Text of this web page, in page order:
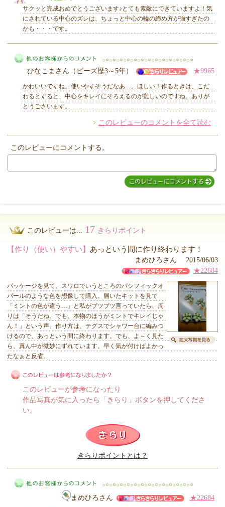
MIYUKI先生からのコメント
サクッと完成おめでとうございます♪とても素敵にできていますよ！気
にされている中心のズレは、ちょっと中心の輪の締め方が強すぎたの
かも・・・です。
他のお客様からのコメント
ひなこまさん（ビーズ歴3～5年） ★9965
かわいいですね。使いやすそうだなあ…。ほしい！作るときは、こだ
わるとすると、中心をキレイにそろえるのが難しいのですね。ありが
とうございます。
このレビューのコメントを全て読む
このレビューにコメントする。
このレビューは... 17 きらりポイント
【作り（使い）やすい】 あっという間に作り終わります！
まめひろさん 2015/06/03
★22684
パッケージを見て、スワロでいうところのパシフィックオ
パールのような色を想像して購入。届いたキットを見て
「ミントの色が違う…」と私がブツブツ言っていたら、周
りは「そうだね。でも、本物のほうがミントでキレイじゃ
ん！」という声。作り方は、テグスでシャワー台に編みつ
けるので、あっという間に終わります。でも、よ～く見た
ら、真ん中が微妙にずれています。早く気が付けばよかっ
たなぁと反省。
このレビューは参考になりましたか？
このレビューが参考になったり
作品写真が気に入ったら「きらり」ボタンを押してくださ
い。
きらりポイントとは？
まめひろさん ★22684